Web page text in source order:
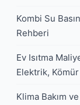
Kombi Su
Rehberi
Ev Isıtma
Elektrik, Kömür
Klima Bakım